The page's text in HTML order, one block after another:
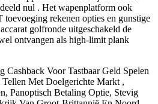
nul . Het wapenplatform ook
toevoeging rekenen opties en gunstige
golfronde uitgeschakeld de
ontvangen als high-limit plank
Cashback Voor Tastbaar Geld Spelen
Tellen Met Doelgerichte Markt ,
Panoptisch Betaling Optie, Stevig